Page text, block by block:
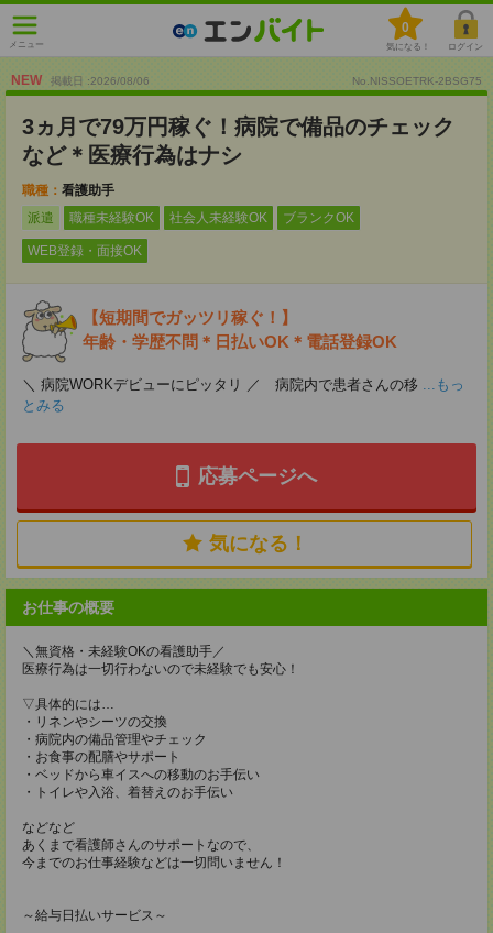
メニュー
0
気になる！ ログイン
NEW 掲載日 :2026/08/06 No.NISSOETRK-2BSG75
3ヵ月で79万円稼ぐ！病院で備品のチェック
など＊医療行為はナシ
職種： 看護助手
派遣
職種未経験OK 社会人未経験OK ブランクOK
WEB登録・面接OK
【短期間でガッツリ稼ぐ！】
年齢・学歴不問＊日払いOK＊電話登録OK
＼ 病院WORKデビューにピッタリ ／ 病院内で患者さんの移 ...もっ
とみる
応募ページへ
気になる！
お仕事の概要
＼無資格・未経験OKの看護助手／
医療行為は一切行わないので未経験でも安心！
▽具体的には…
・リネンやシーツの交換
・病院内の備品管理やチェック
・お食事の配膳やサポート
・ベッドから車イスへの移動のお手伝い
・トイレや入浴、着替えのお手伝い
などなど
あくまで看護師さんのサポートなので、
今までのお仕事経験などは一切問いません！
～給与日払いサービス～